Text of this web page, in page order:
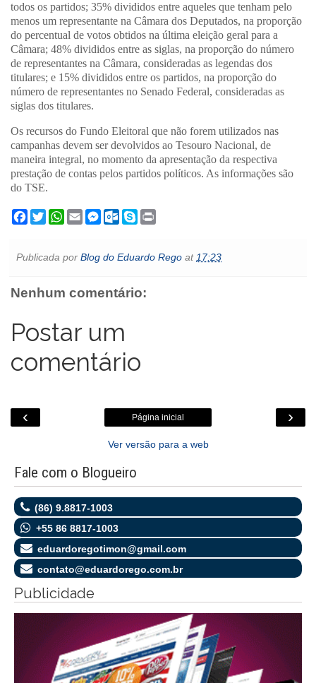
todos os partidos; 35% divididos entre aqueles que tenham pelo
menos um representante na Câmara dos Deputados, na proporção
do percentual de votos obtidos na última eleição geral para a
Câmara; 48% divididos entre as siglas, na proporção do número
de representantes na Câmara, consideradas as legendas dos
titulares; e 15% divididos entre os partidos, na proporção do
número de representantes no Senado Federal, consideradas as
siglas dos titulares.
Os recursos do Fundo Eleitoral que não forem utilizados nas
campanhas devem ser devolvidos ao Tesouro Nacional, de
maneira integral, no momento da apresentação da respectiva
prestação de contas pelos partidos políticos. As informações são
do TSE.
F
a
b
k
T
w
t
W
h
s
p
E
m
l
M
e
e
e
O
u
o
.
m
S
k
e
t
Publicada por Blog do Eduardo Rego at 17:23
Nenhum comentário:
Postar um
comentário
‹ ›
Página inicial
Ver versão para a web
Fale com o Blogueiro
(86) 9.8817-1003
+55 86 8817-1003
eduardoregotimon@gmail.com
contato@eduardorego.com.br
Publicidade